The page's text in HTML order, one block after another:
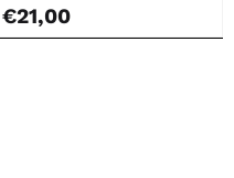
Prijs: 21,00
€21,00